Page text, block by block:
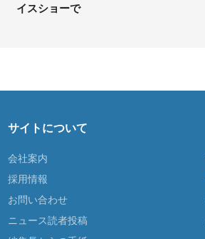
イスショーで
サイトについて
会社案内
採用情報
お問い合わせ
ニュース読者投稿